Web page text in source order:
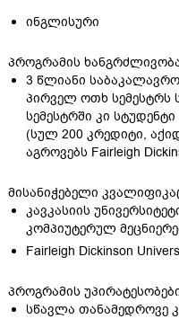
ინგლისური
პროგრამის
3 წლიანი
პირველ ოთხ
სემესტრში კი
(სულ 200 კრედიტი,
აგროვებს Fairleigh
მისანიჭებელი
კავკასიის
კომპიუტერულ
Fairleigh Dickinson
პროგრამის
სწავლა თანამედროვე